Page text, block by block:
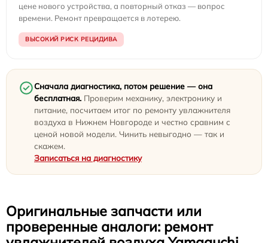
цене нового устройства, а повторный отказ — вопрос
времени. Ремонт превращается в лотерею.
ВЫСОКИЙ РИСК РЕЦИДИВА
Сначала диагностика, потом решение — она
бесплатная. Проверим механику, электронику и
питание, посчитаем итог по ремонту увлажнителя
воздуха в Нижнем Новгороде и честно сравним с
ценой новой модели. Чинить невыгодно — так и
скажем.
Записаться на диагностику
Оригинальные запчасти или
проверенные аналоги: ремонт